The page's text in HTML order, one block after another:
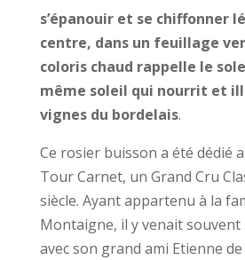
s’épanouir et se chiffonner
centre, dans un feuillage
coloris chaud rappelle le
même soleil qui nourrit et
vignes du bordelais.
Ce rosier buisson a été dédié
Tour Carnet, un Grand Cru
siècle. Ayant appartenu à la
Montaigne, il y venait
avec son grand ami Etienne